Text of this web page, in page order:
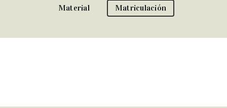
Material
Matriculación